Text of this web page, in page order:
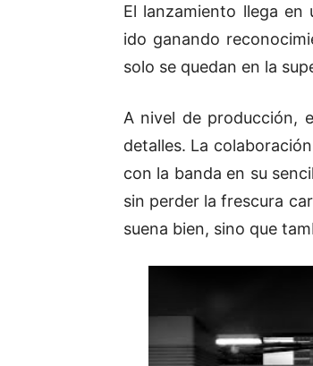
El lanzamiento llega
ido ganando
solo se quedan en la
A nivel de producción,
detalles. La
con la banda en su
sin perder la frescura
suena bien, sino que